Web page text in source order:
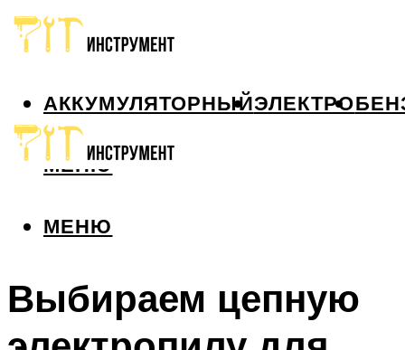
АККУМУЛЯТОРНЫЙЭЛЕКТРО
МЕНЮ
МЕНЮ
Выбираем цепную